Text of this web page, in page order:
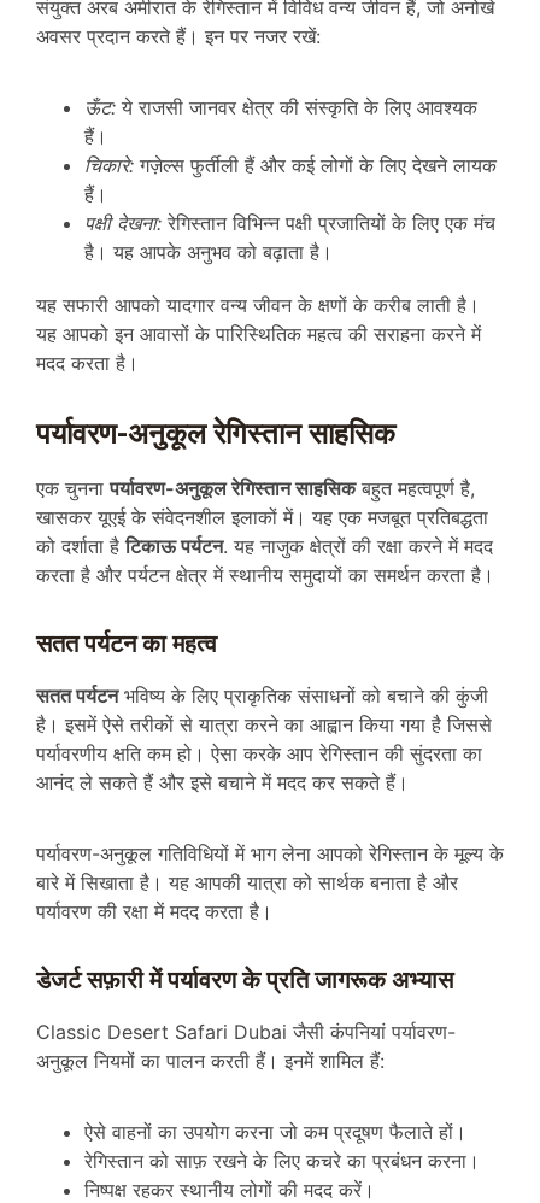
संयुक्त अरब अमीरात के रेगिस्तान में विविध वन्य जीवन हैं, जो अनोखे
अवसर प्रदान करते हैं। इन पर नजर रखें:
ऊँट: ये राजसी जानवर क्षेत्र की संस्कृति के लिए आवश्यक
हैं।
चिकारे: गज़ेल्स फुर्तीली हैं और कई लोगों के लिए देखने लायक
हैं।
पक्षी देखना: रेगिस्तान विभिन्न पक्षी प्रजातियों के लिए एक मंच
है। यह आपके अनुभव को बढ़ाता है।
यह सफारी आपको यादगार वन्य जीवन के क्षणों के करीब लाती है।
यह आपको इन आवासों के पारिस्थितिक महत्व की सराहना करने में
मदद करता है।
पर्यावरण-अनुकूल रेगिस्तान साहसिक
एक चुननापर्यावरण-अनुकूल रेगिस्तान साहसिकबहुत महत्वपूर्ण है,
खासकर यूएई के संवेदनशील इलाकों में। यह एक मजबूत प्रतिबद्धता
को दर्शाता हैटिकाऊ पर्यटन. यह नाजुक क्षेत्रों की रक्षा करने में मदद
करता है और पर्यटन क्षेत्र में स्थानीय समुदायों का समर्थन करता है।
सतत पर्यटन का महत्व
सतत पर्यटनभविष्य के लिए प्राकृतिक संसाधनों को बचाने की कुंजी
है। इसमें ऐसे तरीकों से यात्रा करने का आह्वान किया गया है जिससे
पर्यावरणीय क्षति कम हो। ऐसा करके आप रेगिस्तान की सुंदरता का
आनंद ले सकते हैं और इसे बचाने में मदद कर सकते हैं।
पर्यावरण-अनुकूल गतिविधियों में भाग लेना आपको रेगिस्तान के मूल्य के
बारे में सिखाता है। यह आपकी यात्रा को सार्थक बनाता है और
पर्यावरण की रक्षा में मदद करता है।
डेजर्ट सफ़ारी में पर्यावरण के प्रति जागरूक अभ्यास
Classic Desert Safari Dubai जैसी कंपनियां पर्यावरण-
अनुकूल नियमों का पालन करती हैं। इनमें शामिल हैं:
ऐसे वाहनों का उपयोग करना जो कम प्रदूषण फैलाते हों।
रेगिस्तान को साफ़ रखने के लिए कचरे का प्रबंधन करना।
निष्पक्ष रहकर स्थानीय लोगों की मदद करें।